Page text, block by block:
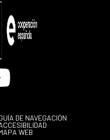
DE NAVEGACIÓN
WEB